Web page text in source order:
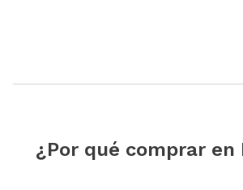
¿Por qué comprar en